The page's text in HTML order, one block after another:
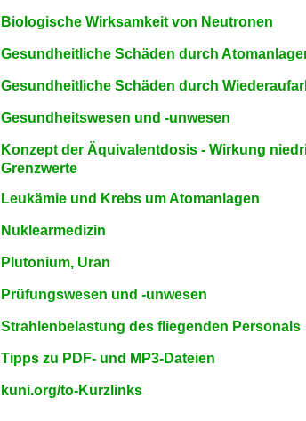
Biologische Wirksamkeit von Neutronen
Gesundheitliche Schäden durch
Gesundheitliche Schäden durch
Gesundheitswesen und -unwesen
Konzept der Äquivalentdosis - Wirkung
Grenzwerte
Leukämie und Krebs um Atomanlagen
Nuklearmedizin
Plutonium, Uran
Prüfungswesen und -unwesen
Strahlenbelastung des fliegenden Personals
Tipps zu PDF- und MP3-Dateien
kuni.org/to-Kurzlinks